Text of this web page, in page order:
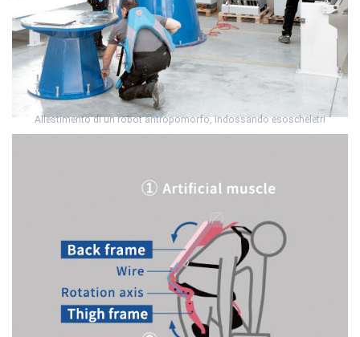
Allestimento di un robot antropomorfo, indossando esoscheletri